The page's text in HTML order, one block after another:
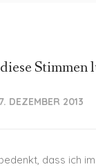
Stimmen
7. DEZEMBER 2013
dass ich